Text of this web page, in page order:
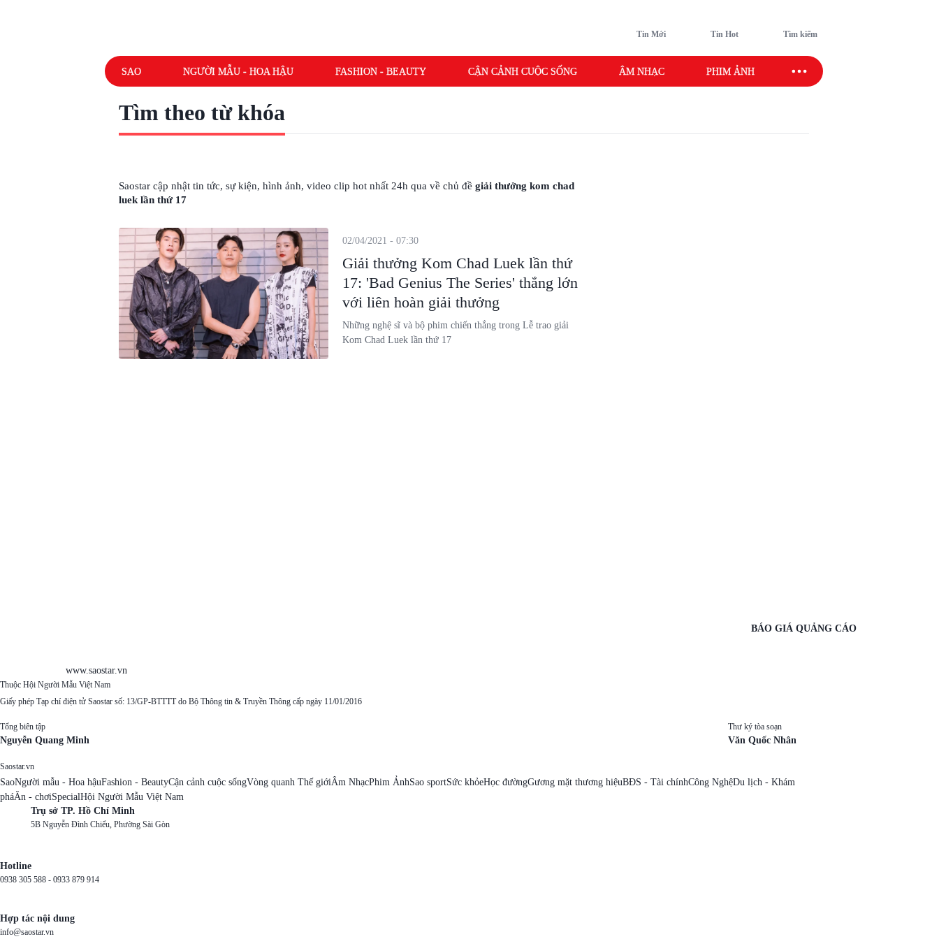
Tin Mới Tin Hot Tìm kiếm
SAO NGƯỜI MẪU - HOA HẬU FASHION - BEAUTY CẬN CẢNH CUỘC SỐNG ÂM NHẠC PHIM ẢNH SAO SPORT
Tìm theo từ khóa
Saostar cập nhật tin tức, sự kiện, hình ảnh, video clip hot nhất 24h qua về chủ đề giải thưởng kom chad
luek lần thứ 17
Giải thưởng Kom Chad Luek lần thứ
17: 'Bad Genius The Series' thắng lớn
với liên hoàn giải thưởng
02/04/2021 - 07:30
Những nghệ sĩ và bộ phim chiến thắng trong Lễ trao giải
Kom Chad Luek lần thứ 17
www.saostar.vn
BÁO GIÁ QUẢNG CÁO
Thuộc Hội Người Mẫu Việt Nam
Giấy phép Tạp chí điện tử Saostar số: 13/GP-BTTTT do Bộ Thông tin & Truyền Thông cấp ngày 11/01/2016
Tổng biên tập
Nguyễn Quang Minh
Thư ký tòa soạn
Văn Quốc Nhân
Saostar.vn
SaoNgười mẫu - Hoa hậuFashion - BeautyCận cảnh cuộc sốngVòng quanh Thế giớiÂm NhạcPhim ẢnhSao sportSức khỏeHọc đườngGương mặt thương hiệuBĐS - Tài chínhCông NghệDu lịch - Khám
pháĂn - chơiSpecialHội Người Mẫu Việt Nam
Trụ sở TP. Hồ Chí Minh
5B Nguyễn Đình Chiểu, Phường Sài Gòn
Hotline
0938 305 588 - 0933 879 914
Hợp tác nội dung
info@saostar.vn